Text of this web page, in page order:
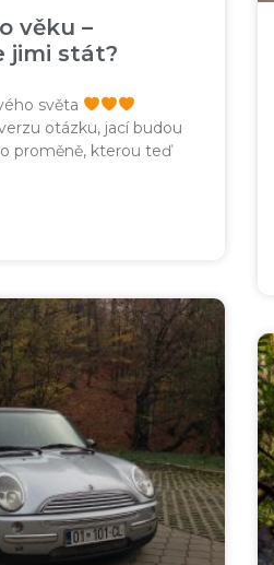
věku –
jimi stát?
světa
otázku, jací budou
proměně, kterou teď